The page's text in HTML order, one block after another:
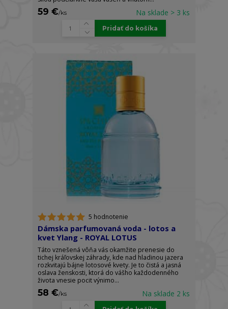
59 €/ks Na sklade > 3 ks
Pridať do košíka
5 hodnotenie
Dámska parfumovaná voda - lotos a
kvet Ylang - ROYAL LOTUS
Táto vznešená vôňa vás okamžite prenesie do
tichej kráľovskej záhrady, kde nad hladinou jazera
rozkvitajú bájne lotosové kvety. Je to čistá a jasná
oslava ženskosti, ktorá do vášho každodenného
života vnesie pocit výnimo...
58 €/ks Na sklade 2 ks